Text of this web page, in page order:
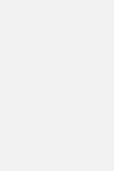
ресурсы системы и